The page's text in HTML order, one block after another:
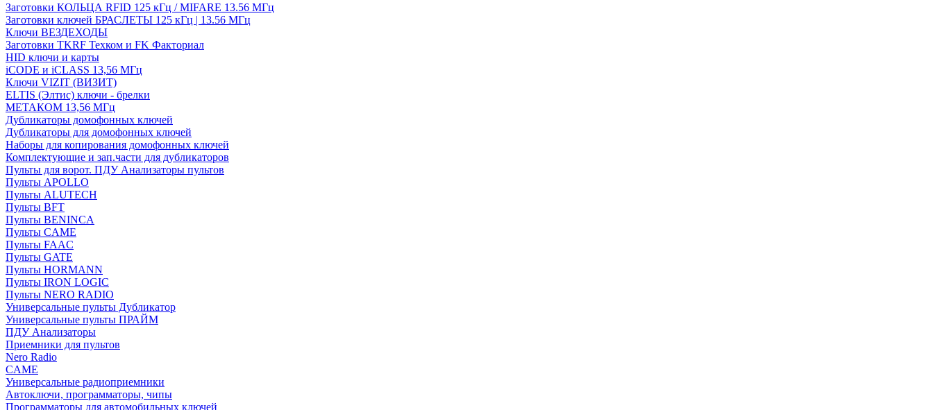
Заготовки КОЛЬЦА RFID 125 кГц / MIFARE 13.56 МГц
Заготовки ключей БРАСЛЕТЫ 125 кГц | 13.56 МГц
Ключи ВЕЗДЕХОДЫ
Заготовки TKRF Техком и FK Факториал
HID ключи и карты
iCODE и iCLASS 13,56 МГц
Ключи VIZIT (ВИЗИТ)
ELTIS (Элтис) ключи - брелки
МЕТАКОМ 13,56 МГц
Дубликаторы домофонных ключей
Дубликаторы для домофонных ключей
Наборы для копирования домофонных ключей
Комплектующие и зап.части для дубликаторов
Пульты для ворот. ПДУ Анализаторы пультов
Пульты APOLLO
Пульты ALUTECH
Пульты BFT
Пульты BENINCA
Пульты CAME
Пульты FAAC
Пульты GATE
Пульты HORMANN
Пульты IRON LOGIC
Пульты NERO RADIO
Универсальные пульты Дубликатор
Универсальные пульты ПРАЙМ
ПДУ Анализаторы
Приемники для пультов
Nero Radio
CAME
Универсальные радиоприемники
Автоключи, программаторы, чипы
Программаторы для автомобильных ключей